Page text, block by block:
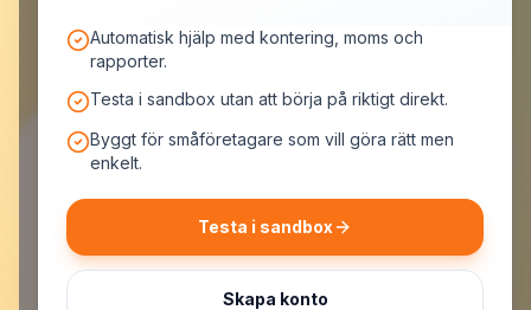
Automatisk hjälp med kontering, moms och
rapporter.
Testa i sandbox utan att börja på riktigt direkt.
Byggt för småföretagare som vill göra rätt men
enkelt.
Testa i sandbox
Skapa konto
MrPotato AB
Malmskillnadsgatan 44, 111 57 Stockholm
Org.nr: 559523-7099